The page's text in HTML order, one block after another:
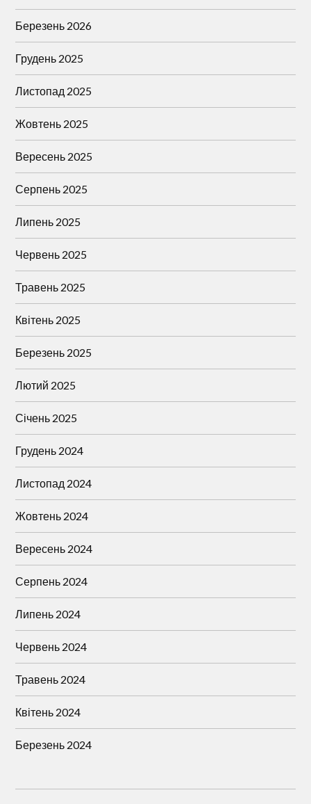
Березень 2026
Грудень 2025
Листопад 2025
Жовтень 2025
Вересень 2025
Серпень 2025
Липень 2025
Червень 2025
Травень 2025
Квітень 2025
Березень 2025
Лютий 2025
Січень 2025
Грудень 2024
Листопад 2024
Жовтень 2024
Вересень 2024
Серпень 2024
Липень 2024
Червень 2024
Травень 2024
Квітень 2024
Березень 2024